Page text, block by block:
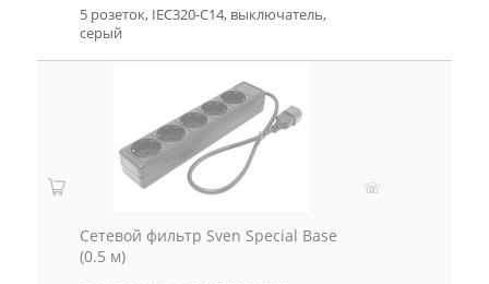
5 розеток, IEC320-C14, выключатель,
серый
Сетевой фильтр Sven Special Base
(0.5 м)
☏